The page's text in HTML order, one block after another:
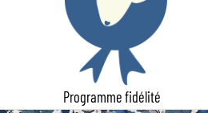
Programme fidélité